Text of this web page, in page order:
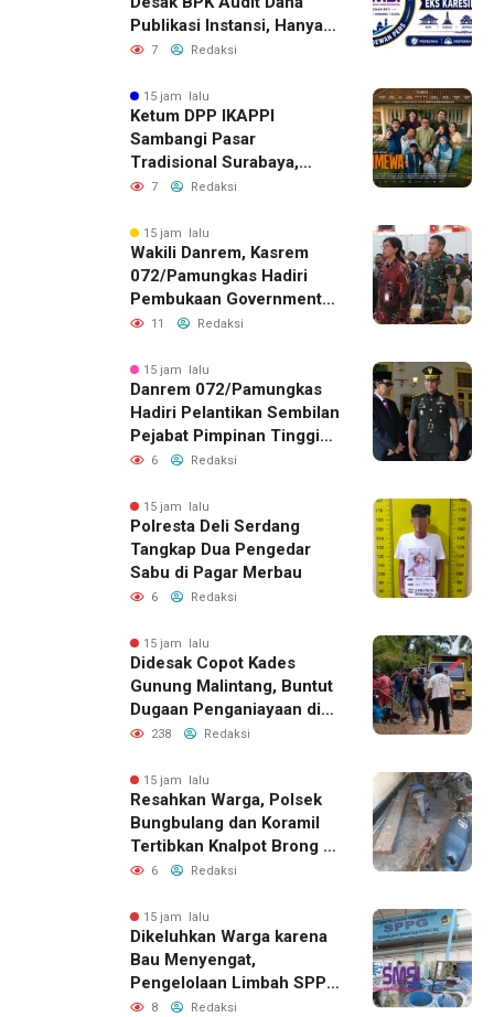
Publikasi Instansi, Hanya
untuk Perusahaan Pers
7 Redaksi
15 jam lalu
Ketum DPP IKAPPI
Sambangi Pasar
Tradisional Surabaya,
Akhiri Agenda dengan
ISTIMEWA
7 Redaksi
15 jam lalu
Wakili Danrem, Kasrem
072/Pamungkas Hadiri
Pembukaan Government
Procurement Forum &
11 Redaksi
15 jam lalu
Danrem 072/Pamungkas
Hadiri Pelantikan Sembilan
Pejabat Pimpinan Tinggi
Pratama Pemda DIY
6 Redaksi
15 jam lalu
Polresta Deli Serdang
Tangkap Dua Pengedar
Sabu di Pagar Merbau
6 Redaksi
15 jam lalu
Didesak Copot Kades
Gunung Malintang, Buntut
Dugaan Penganiayaan di
Dusun Balakka Padang
238 Redaksi
15 jam lalu
Resahkan Warga, Polsek
Bungbulang dan Koramil
Tertibkan Knalpot Brong di
Jalan Raya
6 Redaksi
15 jam lalu
Dikeluhkan Warga karena
Bau Menyengat,
Pengelolaan Limbah SPPG
Bandung Wonosegoro 2 di
8 Redaksi